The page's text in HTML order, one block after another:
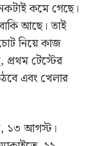
কমে গেছে।
আছে। তাই
নিয়ে কাজ
টেস্টের
এবং খেলার
১৩ আগস্ট।